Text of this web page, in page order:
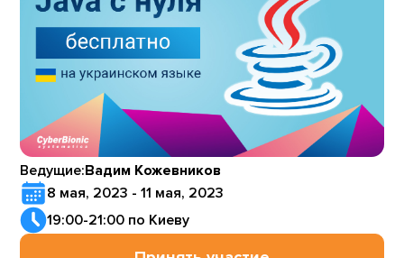
8 мая, 2023 - 11 мая, 2023
19:00-21:00 по Киеву
Ведущие:Вадим Кожевников